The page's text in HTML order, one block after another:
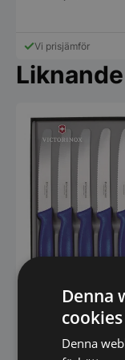
Vi prisjämför
rund spets 6 st
Denna
cookies
Denna